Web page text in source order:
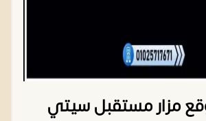
مزار مستقبل سيتي